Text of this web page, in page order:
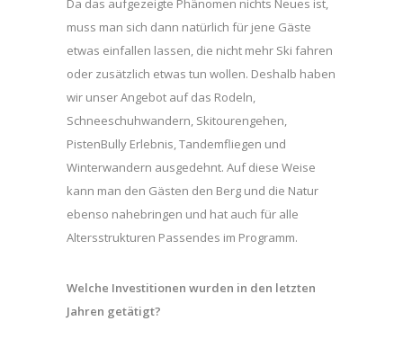
Da das aufgezeigte Phänomen nichts Neues ist,
muss man sich dann natürlich für jene Gäste
etwas einfallen lassen, die nicht mehr Ski fahren
oder zusätzlich etwas tun wollen. Deshalb haben
wir unser Angebot auf das Rodeln,
Schneeschuhwandern, Skitourengehen,
PistenBully Erlebnis, Tandemfliegen und
Winterwandern ausgedehnt. Auf diese Weise
kann man den Gästen den Berg und die Natur
ebenso nahebringen und hat auch für alle
Altersstrukturen Passendes im Programm.
Welche Investitionen wurden in den letzten
Jahren getätigt?